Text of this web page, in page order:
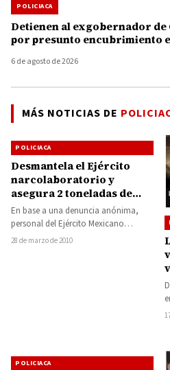
POLICIACA
Detienen al exgobernador
por presunto encubrimiento
6 de agosto de 2026
MÁS NOTICIAS DE
POLICIACA
Desmantela el Ejército
narcolaboratorio y
asegura 2 toneladas de
metanfetaminas
En base a una denuncia anónima,
personal del Ejército Mexicano
reventó un narcolaboratorio con
28 de marzo de 2010
POLICIACA